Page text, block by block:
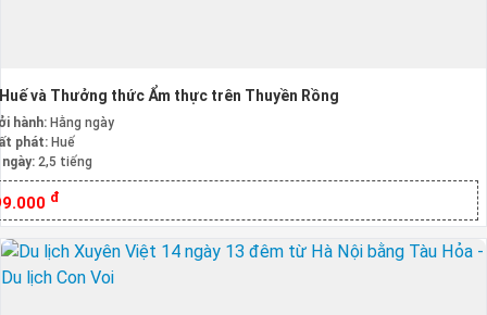
và Thưởng thức Ẩm thực trên Thuyền Rồng
hành: Hằng ngày
phát: Huế
2,5 tiếng
đ